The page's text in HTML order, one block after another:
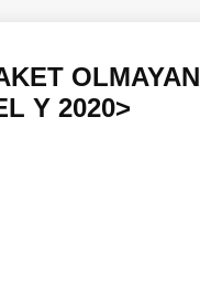
OLMAYAN
Y 2020>